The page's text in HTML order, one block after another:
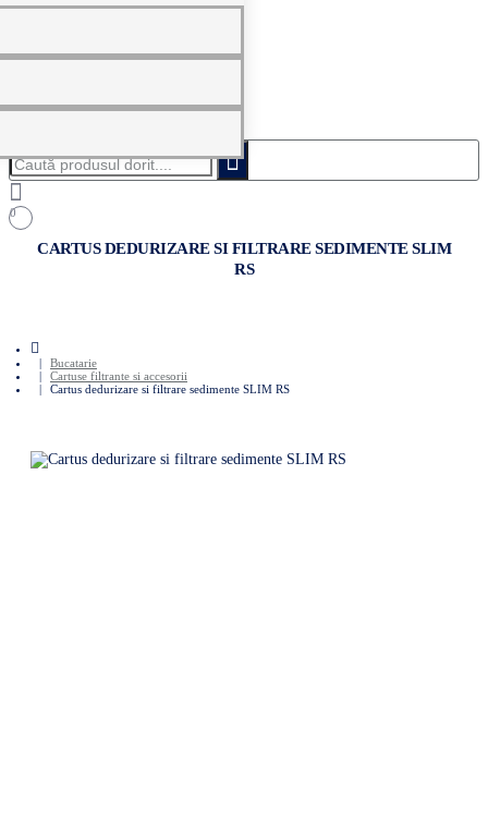
produsul
dorit....
0
CARTUS DEDURIZARE SI FILTRARE SEDIMENTE SLIM
RS
Bucatarie
Cartuse filtrante si accesorii
Cartus dedurizare si filtrare sedimente SLIM RS